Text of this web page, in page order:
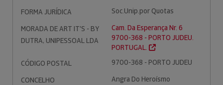
FORMA JURÍDICA
Soc.Unip.por Quotas
MORADA DE ART IT'S - BY
DUTRA, UNIPESSOAL LDA
Cam. Da Esperança Nr. 6
9700-368 - PORTO JUDEU.
PORTUGAL.
CÓDIGO POSTAL
9700-368 - PORTO JUDEU
CONCELHO
Angra Do Heroísmo